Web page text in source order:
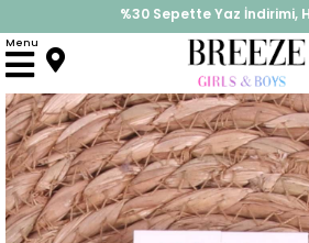
%30 Sepette Yaz İndirimi,
İndirimlere ek %10 İndirimi Kap,
Menu
Anasayfa Yenidoğan Çorap